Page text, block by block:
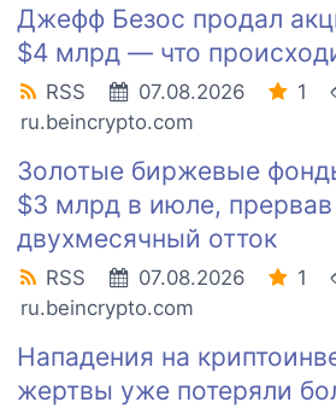
Джефф Безос продал
$4 млрд — что
RSS 07.08.2026 1
ru.beincrypto.com
Золотые биржевые
$3 млрд в июле, прервав
двухмесячный отток
RSS 07.08.2026 1
ru.beincrypto.com
Нападения на
жертвы уже потеряли